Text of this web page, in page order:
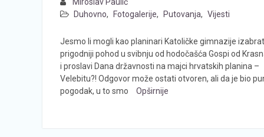
Duhovno, Fotogalerije, Putovanja, Vijesti
Jesmo li mogli kao planinari Katoličke gimnazije
prigodniji pohod u svibnju od hodočašća Gospi od
i proslavi Dana državnosti na majci hrvatskih planina –
Velebitu?! Odgovor može ostati otvoren, ali da je bio
pogodak, u to smo
Opširnije